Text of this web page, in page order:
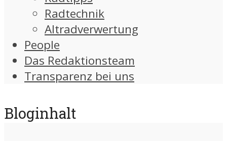
Radtechnik
Altradverwertung
People
Das Redaktionsteam
Transparenz bei uns
Bloginhalt